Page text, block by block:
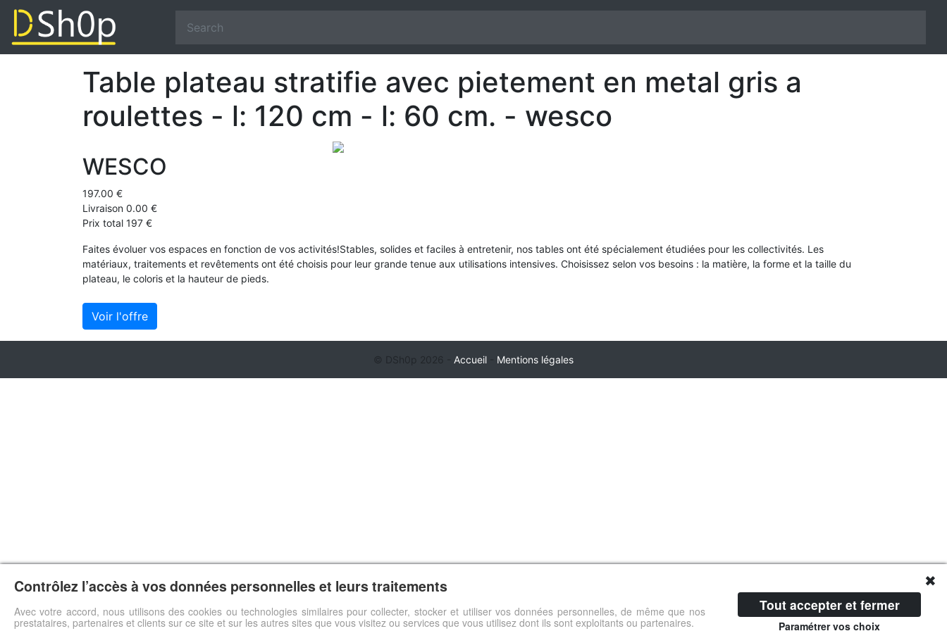
Table plateau stratifie avec pietement en metal gris a
roulettes - l: 120 cm - l: 60 cm. - wesco
WESCO
197.00 €
Livraison 0.00 €
Prix total 197 €
Faites évoluer vos espaces en fonction de vos activités!Stables, solides et faciles à entretenir, nos tables ont été spécialement étudiées pour les collectivités. Les
matériaux, traitements et revêtements ont été choisis pour leur grande tenue aux utilisations intensives. Choisissez selon vos besoins : la matière, la forme et la taille du
plateau, le coloris et la hauteur de pieds.
Voir l'offre
© DSh0p 2026 - Accueil Mentions légales
✖
Contrôlez l’accès à vos données personnelles et leurs traitements
Avec votre accord, nous utilisons des cookies ou technologies similaires pour collecter, stocker et utiliser vos données personnelles, de même que nos
prestataires, partenaires et clients sur ce site et sur les autres sites que vous visitez ou services que vous utilisez dont ils sont exploitants ou partenaires.
Tout accepter et fermer
Paramétrer vos choix